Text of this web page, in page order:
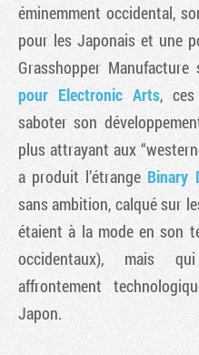
éminemment occidental,
pour les Japonais et une
Grasshopper
pour Electronic Arts,
saboter son
plus attrayant aux
a produit l’étrange Binary
sans ambition, calqué sur
étaient à la mode en son
occidentaux), mais
affrontement
Japon.